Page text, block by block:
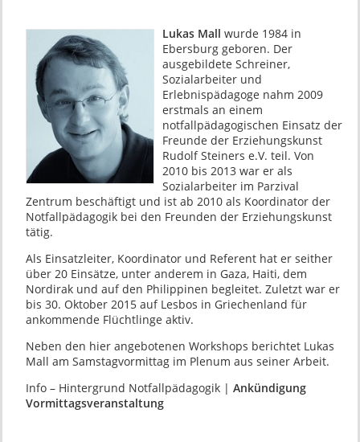
Lukas Mall wurde 1984 in
Ebersburg geboren. Der
ausgebildete Schreiner,
Sozialarbeiter und
Erlebnispädagoge nahm 2009
erstmals an einem
notfallpädagogischen Einsatz der
Freunde der Erziehungskunst
Rudolf Steiners e.V. teil. Von
2010 bis 2013 war er als
Sozialarbeiter im Parzival
Zentrum beschäftigt und ist ab 2010 als Koordinator der
Notfallpädagogik bei den Freunden der Erziehungskunst
tätig.
Als Einsatzleiter, Koordinator und Referent hat er seither
über 20 Einsätze, unter anderem in Gaza, Haiti, dem
Nordirak und auf den Philippinen begleitet. Zuletzt war er
bis 30. Oktober 2015 auf Lesbos in Griechenland für
ankommende Flüchtlinge aktiv.
Neben den hier angebotenen Workshops berichtet Lukas
Mall am Samstagvormittag im Plenum aus seiner Arbeit.
Info – Hintergrund Notfallpädagogik | Ankündigung
Vormittagsveranstaltung